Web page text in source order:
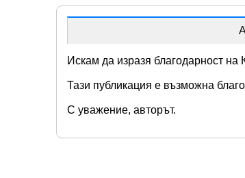
Искам да изразя благодарност
Тази публикация е възможна
С уважение, авторът.